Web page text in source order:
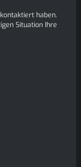
haben.
Situation Ihre